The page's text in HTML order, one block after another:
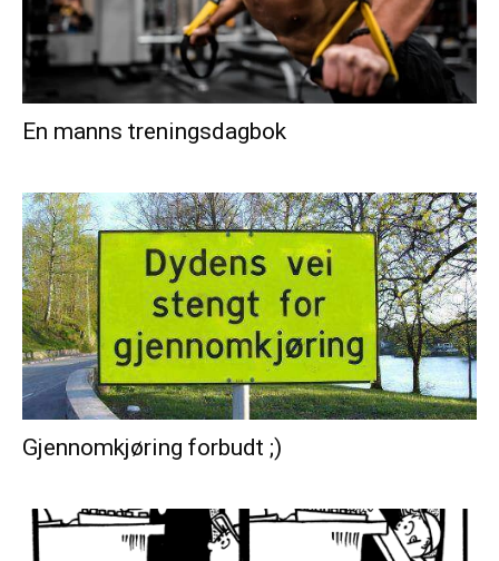
En manns treningsdagbok
Gjennomkjøring forbudt ;)